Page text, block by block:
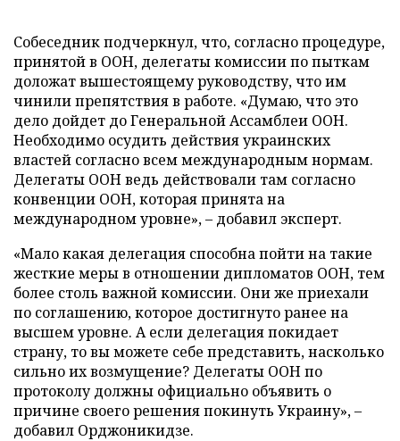
Собеседник подчеркнул, что, согласно процедуре,
принятой в ООН, делегаты комиссии по пыткам
доложат вышестоящему руководству, что им
чинили препятствия в работе. «Думаю, что это
дело дойдет до Генеральной Ассамблеи ООН.
Необходимо осудить действия украинских
властей согласно всем международным нормам.
Делегаты ООН ведь действовали там согласно
конвенции ООН, которая принята на
международном уровне», – добавил эксперт.
«Мало какая делегация способна пойти на такие
жесткие меры в отношении дипломатов ООН, тем
более столь важной комиссии. Они же приехали
по соглашению, которое достигнуто ранее на
высшем уровне. А если делегация покидает
страну, то вы можете себе представить, насколько
сильно их возмущение? Делегаты ООН по
протоколу должны официально объявить о
причине своего решения покинуть Украину», –
добавил Орджоникидзе.